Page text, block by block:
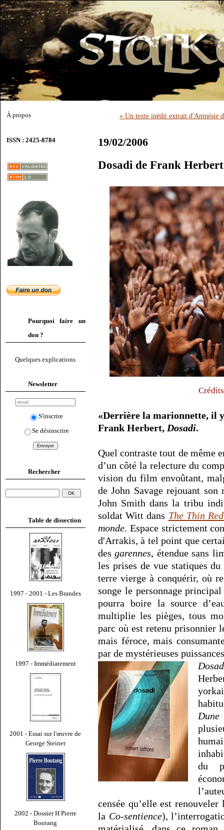
À propos
ISSN : 2425-8784
Pourquoi faire un
don ?
Quelques explications
Newsletter
S'inscrire
Se désinscrire
Rechercher
Table de dissection
1997 - 2001 - Les Brandes
1997 - Immédiatement
2001 - Essai sur l'œuvre de
George Steiner
2002 - Dossier H Pierre
Boutang
« Un texte inédit extrait d'Amnésie
19/02/2006
Dosadi de Frank
«Derrière la marionnette, il
Frank Herbert, Dosadi.
Quel contraste tout de même
d’un côté la relecture du
vision du film envoûtant,
de John Savage rejouant
John Smith dans la tribu
soldat Witt dans The Thin
monde. Espace strictement
d'Arrakis, à tel point que
desgarennes, étendue sans
les prises de vue statiques
terre vierge à conquérir, où
songe le personnage
pourra boire la source
multiplie les pièges, tous
parc où est retenu prisonnier
mais féroce, mais
par de mystérieuses
Dune
du
censée qu’elle est
la Co-sentience),